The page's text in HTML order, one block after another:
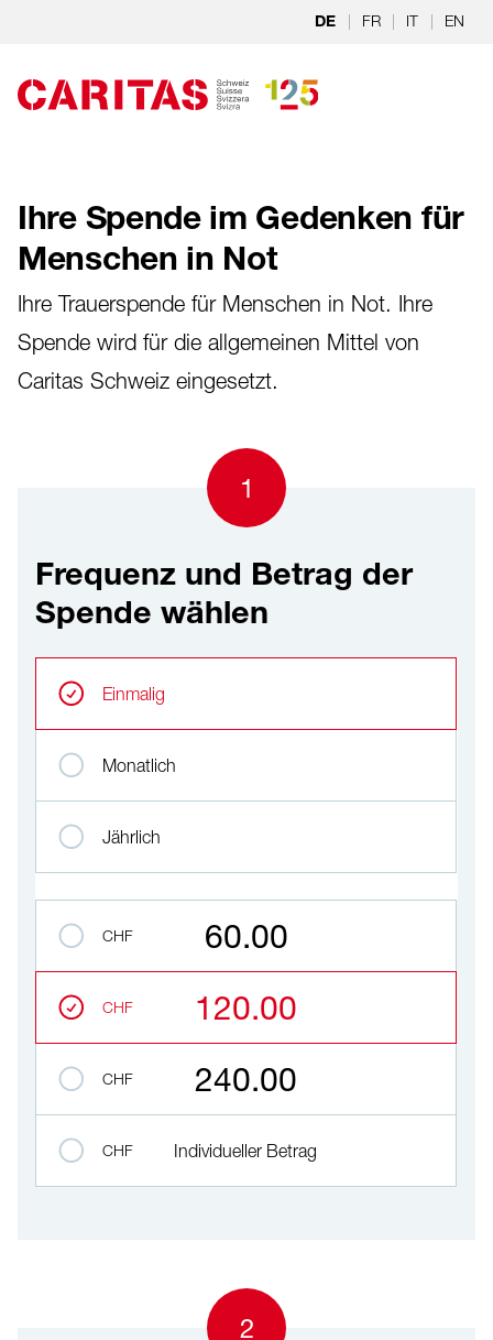
Zum Hauptinhalt springen
DE | FR | IT | EN
Ihre Spende im Gedenken für
Menschen in Not
Ihre Trauerspende für Menschen in Not. Ihre
Spende wird für die allgemeinen Mittel von
Caritas Schweiz eingesetzt.
1
Frequenz und Betrag der
Spende wählen
Einmalig
Monatlich
Jährlich
CHF 60.00
CHF 120.00
CHF 240.00
CHF Individueller Betrag
2